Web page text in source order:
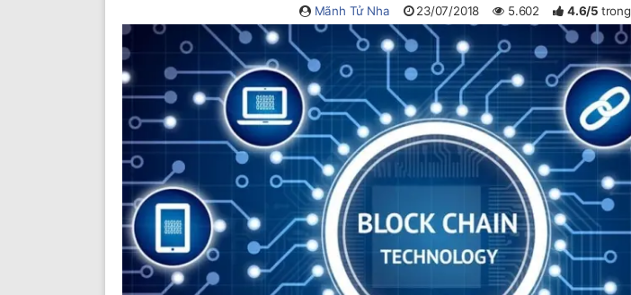
Mãnh Tử Nha 23/07/2018 5.602 4.6/5 trong